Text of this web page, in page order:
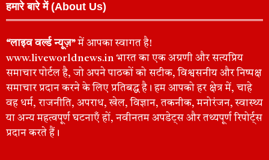
हमारे बारे में (About Us)
“लाइव वर्ल्ड न्यूज़”में आपका स्वागत है!
www.liveworldnews.in भारत का एक अग्रणी और सत्यप्रिय
समाचार पोर्टल है, जो अपने पाठकों को सटीक, विश्वसनीय और निष्पक्ष
समाचार प्रदान करने के लिए प्रतिबद्ध है। हम आपको हर क्षेत्र में, चाहे
वह धर्म, राजनीति, अपराध, खेल, विज्ञान, तकनीक, मनोरंजन, स्वास्थ्य
या अन्य महत्वपूर्ण घटनाएँ हों, नवीनतम अपडेट्स और तथ्यपूर्ण रिपोर्ट्स
प्रदान करते हैं।